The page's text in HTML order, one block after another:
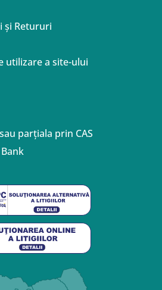
și Retururi
utilizare a site-ului
parțiala prin CAS